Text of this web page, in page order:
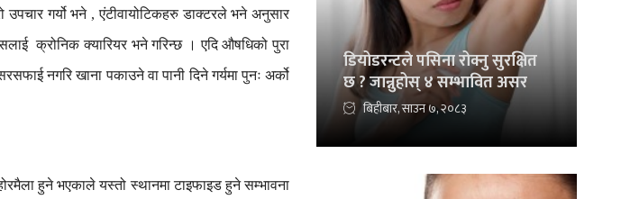
उपचार गर्यो भने,एंटीवायोटिकहरु डाक्टरले भने अनुसार
क्रोनिक क्यारियर भने गरिन्छ । एदि औषधिको पुरा
नगरिखाना पकाउनेवापानी दिनेगर्यमापुनः अर्को
हुनेभएकालेयस्तो स्थानमाटाइफाइडहुनेसम्भावना
डियोडरन्टले पसिना रोक्नु सुरक्षित
छ ? जान्नुहोस् ४ सम्भावित असर
बिहीबार, साउन ७, २०८३